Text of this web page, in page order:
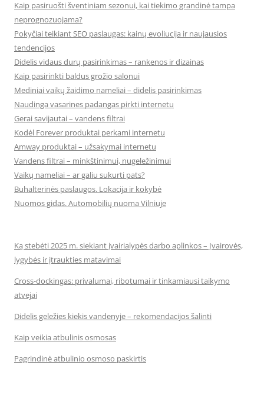
Kaip pasiruošti šventiniam sezonui, kai tiekimo grandinė tampa
neprognozuojama?
Pokyčiai teikiant SEO paslaugas: kainų evoliucija ir naujausios
tendencijos
Didelis vidaus durų pasirinkimas – rankenos ir dizainas
Kaip pasirinkti baldus grožio salonui
Mediniai vaikų žaidimo nameliai – didelis pasirinkimas
Naudinga vasarines padangas pirkti internetu
Gerai savijautai – vandens filtrai
Kodėl Forever produktai perkami internetu
Amway produktai – užsakymai internetu
Vandens filtrai – minkštinimui, nugeležinimui
Vaikų nameliai – ar galiu sukurti pats?
Buhalterinės paslaugos. Lokacija ir kokybė
Nuomos gidas. Automobilių nuoma Vilniuje
Ką stebėti 2025 m. siekiant įvairialypės darbo aplinkos – Įvairovės,
lygybės ir įtraukties matavimai
Cross-dockingas: privalumai, ribotumai ir tinkamiausi taikymo
atvejai
Didelis geležies kiekis vandenyje – rekomendacijos šalinti
Kaip veikia atbulinis osmosas
Pagrindinė atbulinio osmoso paskirtis